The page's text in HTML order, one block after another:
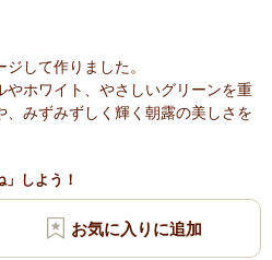
して作りました。
やホワイト、やさしいグリーンを重
みずみずしく輝く朝露の美しさを
しよう！